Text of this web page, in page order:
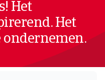
Het
Het
ondernemen.